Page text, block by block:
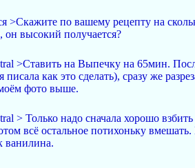
>Скажите по вашему рецепту на
он высокий получается?
>Ставить на Выпечку на 65мин.
писала как это сделать), сразу же
фото выше.
> Только надо сначала хорошо
всё остальное потихоньку
ванилина.